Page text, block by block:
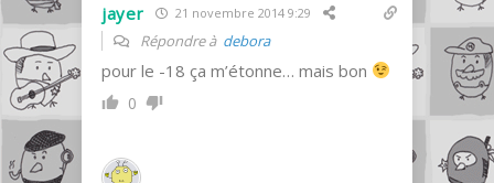
jayer 21 novembre 2014 9:29
Répondre à debora
pour le -18 ça m’étonne… mais bon
0